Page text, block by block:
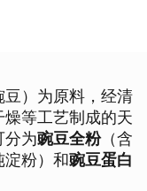
）为原料，经清
等工艺制成的天
分为豌豆全粉（含
淀粉）和豌豆蛋白